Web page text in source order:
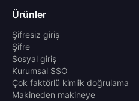
Ürünler
Şifresiz giriş
Şifre
Sosyal giriş
Kurumsal SSO
Çok faktörlü kimlik doğrulama
Makineden makineye